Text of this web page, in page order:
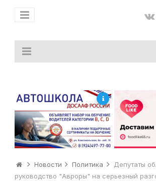
Новости Политика
Депутаты
руководство "Авроры" на серьезный